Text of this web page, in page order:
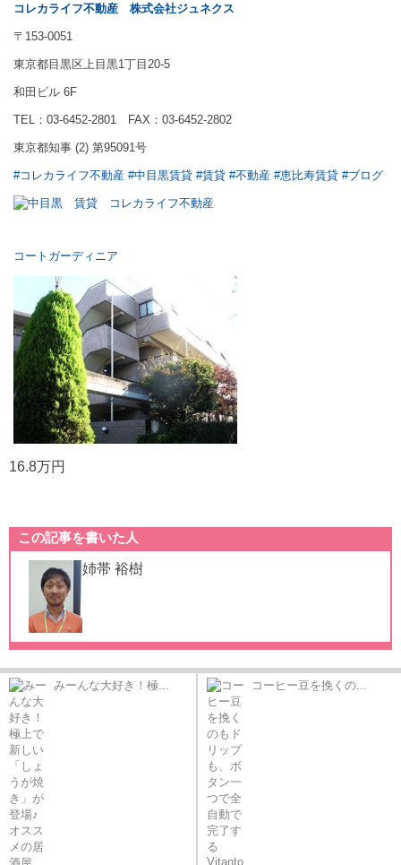
コレカライフ不動産 株式会社ジュネクス
〒153-0051
東京都目黒区上目黒1丁目20-5
和田ビル 6F
TEL：03-6452-2801 FAX：03-6452-2802
東京都知事 (2) 第95091号
#コレカライフ不動産 #中目黒賃貸 #賃貸 #不動産 #恵比寿賃貸 #ブログ
コートガーディニア
16.8万円
この記事を書いた人
姉帯 裕樹
みーんな大好き！極... コーヒー豆を挽くの...